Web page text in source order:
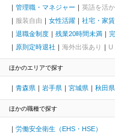
管理職・マネジャー
英語を活
服装自由
女性活躍 社宅・家
退職金制度
残業20時間未満
原則定時退社
海外出張あり U
ほかのエリアで探す
青森県 岩手県 宮城県 秋田県
ほかの職種で探す
労働安全衛生（EHS・HSE）